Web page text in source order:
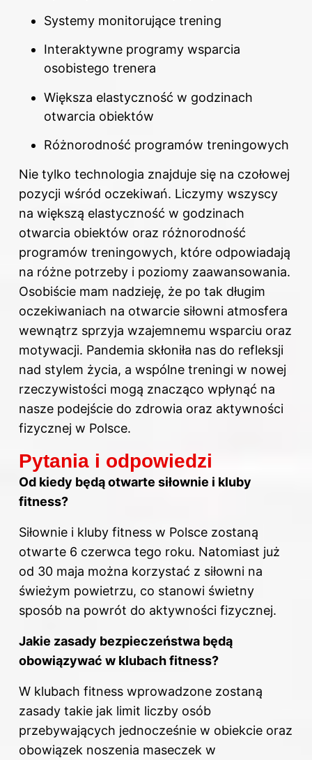
Systemy monitorujące trening
Interaktywne programy wsparcia
osobistego trenera
Większa elastyczność w godzinach
otwarcia obiektów
Różnorodność programów treningowych
Nie tylko technologia znajduje się na czołowej
pozycji wśród oczekiwań. Liczymy wszyscy
na większą elastyczność w godzinach
otwarcia obiektów oraz różnorodność
programów treningowych, które odpowiadają
na różne potrzeby i poziomy zaawansowania.
Osobiście mam nadzieję, że po tak długim
oczekiwaniach na otwarcie siłowni atmosfera
wewnątrz sprzyja wzajemnemu wsparciu oraz
motywacji. Pandemia skłoniła nas do refleksji
nad stylem życia, a wspólne treningi w nowej
rzeczywistości mogą znacząco wpłynąć na
nasze podejście do zdrowia oraz aktywności
fizycznej w Polsce.
Pytania i odpowiedzi
Od kiedy będą otwarte siłownie i kluby
fitness?
Siłownie i kluby fitness w Polsce zostaną
otwarte 6 czerwca tego roku. Natomiast już
od 30 maja można korzystać z siłowni na
świeżym powietrzu, co stanowi świetny
sposób na powrót do aktywności fizycznej.
Jakie zasady bezpieczeństwa będą
obowiązywać w klubach fitness?
W klubach fitness wprowadzone zostaną
zasady takie jak limit liczby osób
przebywających jednocześnie w obiekcie oraz
obowiązek noszenia maseczek w